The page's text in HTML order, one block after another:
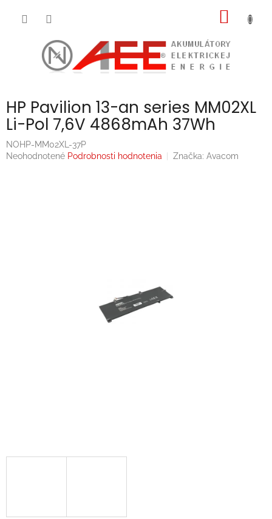
HP Pavilion 13-an series MM02XL
Li-Pol 7,6V 4868mAh 37Wh
NOHP-MM02XL-37P
Priemerné
Neohodnotené Podrobnosti hodnotenia Značka: Avacom